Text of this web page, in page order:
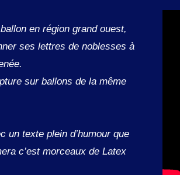
en région grand ouest,
ses lettres de noblesses à
sur ballons de la même
un texte plein d’humour que
c’est morceaux de Latex